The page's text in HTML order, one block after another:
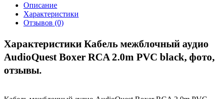
Описание
Характеристики
Отзывов (0)
Характеристики Кабель межблочный аудио
AudioQuest Boxer RCA 2.0m PVC black, фото,
отзывы.